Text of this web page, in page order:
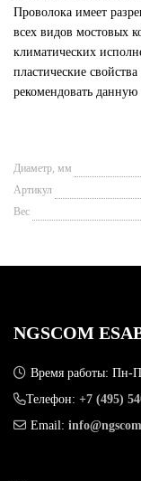
Проволока имеет
всех видов мостовых
климатических
пластические
рекомендовать
Диаметр, мм
Артикул
Вес
NGSCOM
Время работы: Пн-
Телефон: +7 (495)
Email: